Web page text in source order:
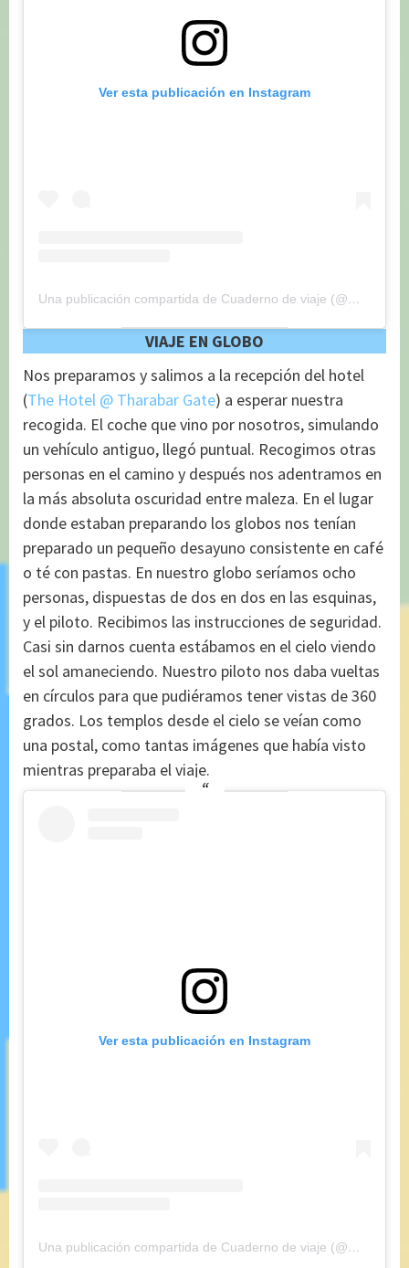
Ver esta publicación en Instagram
Una publicación compartida de Cuaderno de viaje (@maryajosess)
VIAJE EN GLOBO
Nos preparamos y salimos a la recepción del hotel
(The Hotel @ Tharabar Gate) a esperar nuestra
recogida. El coche que vino por nosotros, simulando
un vehículo antiguo, llegó puntual. Recogimos otras
personas en el camino y después nos adentramos en
la más absoluta oscuridad entre maleza. En el lugar
donde estaban preparando los globos nos tenían
preparado un pequeño desayuno consistente en café
o té con pastas. En nuestro globo seríamos ocho
personas, dispuestas de dos en dos en las esquinas,
y el piloto. Recibimos las instrucciones de seguridad.
Casi sin darnos cuenta estábamos en el cielo viendo
el sol amaneciendo. Nuestro piloto nos daba vueltas
en círculos para que pudiéramos tener vistas de 360
grados. Los templos desde el cielo se veían como
una postal, como tantas imágenes que había visto
mientras preparaba el viaje.
Ver esta publicación en Instagram
Una publicación compartida de Cuaderno de viaje (@maryajosess)